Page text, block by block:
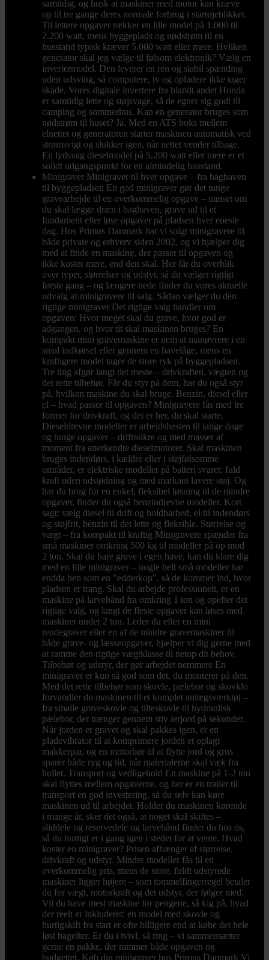
samtidig, og husk at maskiner med motor kan kræve
op til tre gange deres normale forbrug i startøjeblikket.
Til lettere opgaver rækker en lille model på 1.000 til
2.200 watt, mens byggeplads og nødstrøm til en
husstand typisk kræver 5.000 watt eller mere. Hvilken
generator skal jeg vælge til følsom elektronik? Vælg en
invertermodel. Den leverer en ren og stabil spænding
uden udsving, så computere, tv og opladere ikke tager
skade. Vores digitale invertere fra blandt andet Honda
er samtidig lette og støjsvage, så de egner sig godt til
camping og sommerhus. Kan en generator bruges som
nødstrøm til huset? Ja. Med en ATS boks mellem
elnettet og generatoren starter maskinen automatisk ved
strømsvigt og slukker igen, når nettet vender tilbage.
En lydsvag dieselmodel på 5.200 watt eller mere er et
solidt udgangspunkt for en almindelig husstand.
Minigraver Minigraver til hver opgave – fra baghaven
til byggepladsen En god minigraver gør det tunge
gravearbejde til en overkommelig opgave – uanset om
du skal lægge dræn i baghaven, grave ud til et
fundament eller løse opgaver på pladsen hver eneste
dag. Hos Primus Danmark har vi solgt minigravere til
både private og erhverv siden 2002, og vi hjælper dig
med at finde en maskine, der passer til opgaven og
ikke koster mere, end den skal. Her får du overblik
over typer, størrelser og udstyr, så du vælger rigtigt
første gang – og længere nede finder du vores aktuelle
udvalg af minigravere til salg. Sådan vælger du den
rigtige minigraver Det rigtige valg handler om
opgaven: Hvor meget skal du grave, hvor god er
adgangen, og hvor tit skal maskinen bruges? En
kompakt mini gravemaskine er nem at manøvrere i en
smal indkørsel eller gennem en havelåge, mens en
kraftigere model tager de store ryk på byggepladsen.
Tre ting afgør langt det meste – drivkraften, vægten og
det rette tilbehør. Får du styr på dem, har du også styr
på, hvilken maskine du skal bruge. Benzin, diesel eller
el – hvad passer til opgaven? Minigravere fås med tre
former for drivkraft, og det er her, du skal starte.
Dieseldrevne modeller er arbejdshesten til lange dage
og tunge opgaver – driftssikre og med masser af
moment fra anerkendte dieselmotorer. Skal maskinen
bruges indendørs, i kældre eller i støjfølsomme
områder, er elektriske modeller på batteri svaret: fuld
kraft uden udstødning og med markant lavere støj. Og
har du brug for en enkel, fleksibel løsning til de mindre
opgaver, finder du også benzindrevne modeller. Kort
sagt: vælg diesel til drift og holdbarhed, el til indendørs
og støjfrit, benzin til det lette og fleksible. Størrelse og
vægt – fra kompakt til kraftig Minigravere spænder fra
små maskiner omkring 500 kg til modeller på op mod
2 ton. Skal du bare grave i egen have, kan du klare dig
med en lille minigraver – nogle helt små modeller har
endda ben som en "edderkop", så de kommer ind, hvor
pladsen er trang. Skal du arbejde professionelt, er en
maskine på larvebånd fra omkring 1 ton og opefter det
rigtige valg, og langt de fleste opgaver kan løses med
maskiner under 2 ton. Leder du efter en mini
rendegraver eller en af de mindre gravemaskiner til
både grave- og læsseopgaver, hjælper vi dig gerne med
at ramme den rigtige vægtklasse til netop dit behov.
Tilbehør og udstyr, der gør arbejdet nemmere En
minigraver er kun så god som det, du monterer på den.
Med det rette tilbehør som skovle, pælebor og skovklo
forvandler du maskinen til et komplet anlægsværktøj –
fra smalle graveskovle og tilteskovle til hydraulisk
pælebor, der trænger gennem stiv lerjord på sekunder.
Når jorden er gravet og skal pakkes igen, er en
pladevibrator til at komprimere jorden et oplagt
makkerpar, og en motorbør til at flytte jord og grus
sparer både ryg og tid, når materialerne skal væk fra
hullet. Transport og vedligehold En maskine på 1-2 ton
skal flyttes mellem opgaverne, og her er en trailer til
transport en god investering, så du selv kan køre
maskinen ud til arbejdet. Holder du maskinen kørende
i mange år, sker det også, at noget skal skiftes –
sliddele og reservedele og larvebånd finder du hos os,
så du hurtigt er i gang igen i stedet for at vente. Hvad
koster en minigraver? Prisen afhænger af størrelse,
drivkraft og udstyr. Mindre modeller fås til en
overkommelig pris, mens de store, fuldt udstyrede
maskiner ligger højere – som tommelfingerregel betaler
du for vægt, motorkraft og det udstyr, der følger med.
Vil du have mest maskine for pengene, så kig på, hvad
der reelt er inkluderet: en model med skovle og
hurtigskift fra start er ofte billigere end at købe det hele
løst bagefter. Er du i tvivl, så ring – vi sammensætter
gerne en pakke, der rammer både opgaven og
budgettet. Køb din minigraver hos Primus Danmark Vi